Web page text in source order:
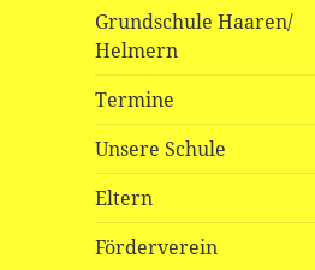
Grundschule Haaren/
Helmern
Termine
Unsere Schule
Eltern
Förderverein